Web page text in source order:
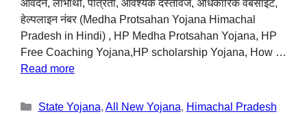
आवेदन, लाभार्थी, पात्रता, आवश्यक दस्तावेज, अधिकारिक वेबसाइट,
हेल्पलाइन नंबर (Medha Protsahan Yojana Himachal
Pradesh in Hindi) , HP Medha Protsahan Yojana, HP
Free Coaching Yojana,HP scholarship Yojana, How …
Read more
State Yojana, All New Yojana, Himachal Pradesh